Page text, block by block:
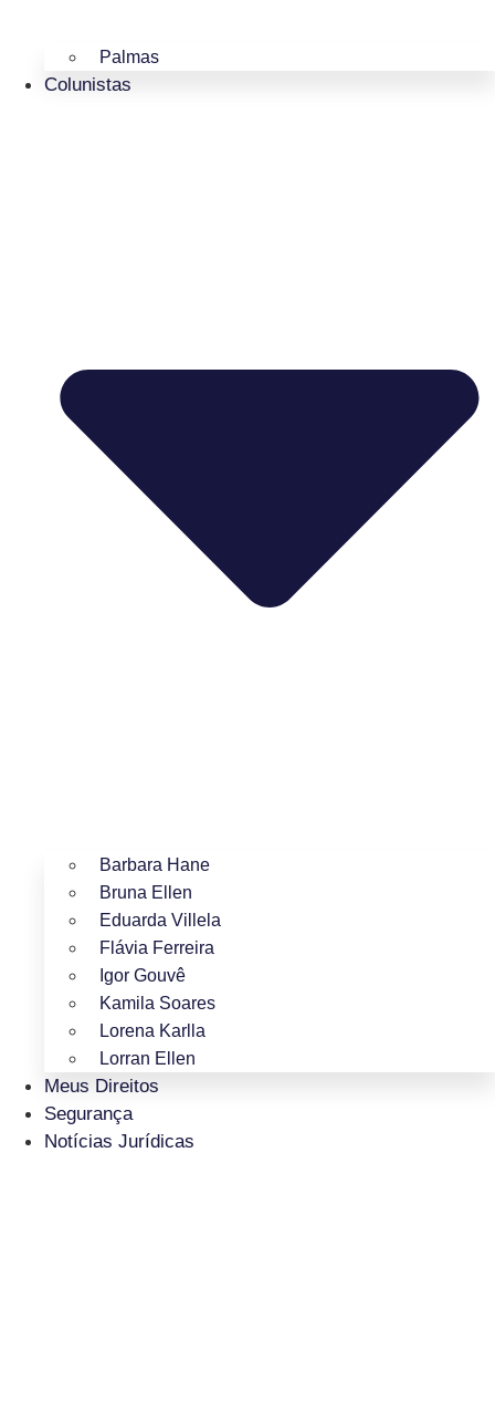
Palmas
Colunistas
Barbara Hane
Bruna Ellen
Eduarda Villela
Flávia Ferreira
Igor Gouvê
Kamila Soares
Lorena Karlla
Lorran Ellen
Meus Direitos
Segurança
Notícias Jurídicas